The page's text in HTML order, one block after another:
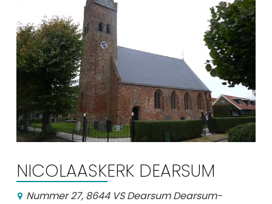
Places of interest
See & do
Eat, drink & do
Watersports
Where to stay
Shopping
Events calender
NICOLAASKERK DEARSUM
Nummer 27, 8644 VS Dearsum Dearsum-